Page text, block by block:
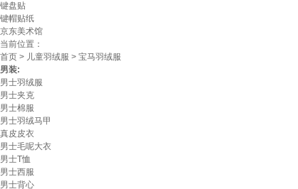
键盘贴
键帽贴纸
京东美术馆
当前位置：
首页 > 儿童羽绒服 > 宝马羽绒服
男装:
男士羽绒服
男士夹克
男士棉服
男士羽绒马甲
真皮皮衣
男士毛呢大衣
男士T恤
男士西服
男士背心